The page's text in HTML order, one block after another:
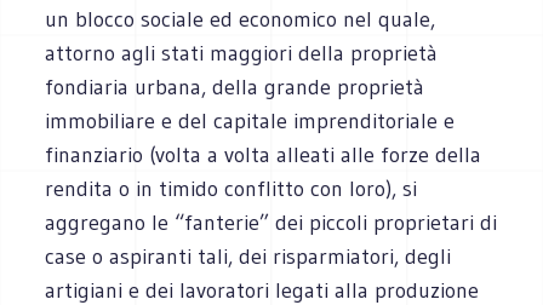
un blocco sociale ed economico nel quale,
attorno agli stati maggiori della proprietà
fondiaria urbana, della grande proprietà
immobiliare e del capitale imprenditoriale e
finanziario (volta a volta alleati alle forze della
rendita o in timido conflitto con loro), si
aggregano le “fanterie” dei piccoli proprietari di
case o aspiranti tali, dei risparmiatori, degli
artigiani e dei lavoratori legati alla produzione